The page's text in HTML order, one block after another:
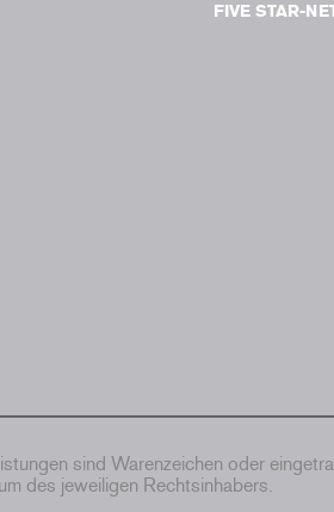
FIVE STAR-
sind Warenzeichen oder
des jeweiligen Rechtsinhabers.